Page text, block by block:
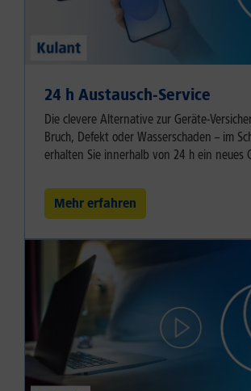
24 h Austausch-Service
Die clevere Alternative zur Geräte-
Bruch, Defekt oder Wasserschaden – im
erhalten Sie innerhalb von 24 h ein neues
Mehr erfahren